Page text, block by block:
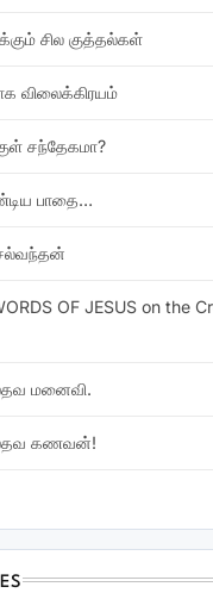
சில குத்தல்கள்
விலைக்கிரயம்
சந்தேகமா?
பாதை…
OF JESUS on the
மனைவி.
கணவன்!